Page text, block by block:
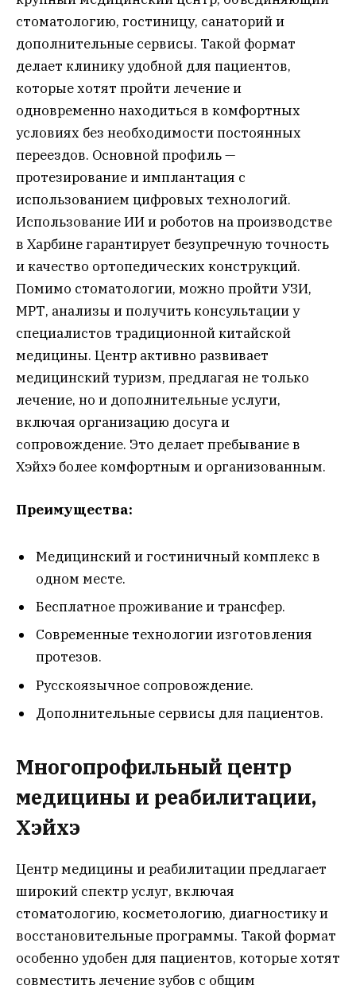
стоматологию, гостиницу, санаторий и
дополнительные сервисы. Такой формат
делает клинику удобной для пациентов,
которые хотят пройти лечение и
одновременно находиться в комфортных
условиях без необходимости постоянных
переездов. Основной профиль —
протезирование и имплантация с
использованием цифровых технологий.
Использование ИИ и роботов на производстве
в Харбине гарантирует безупречную точность
и качество ортопедических конструкций.
Помимо стоматологии, можно пройти УЗИ,
МРТ, анализы и получить консультации у
специалистов традиционной китайской
медицины. Центр активно развивает
медицинский туризм, предлагая не только
лечение, но и дополнительные услуги,
включая организацию досуга и
сопровождение. Это делает пребывание в
Хэйхэ более комфортным и организованным.
Преимущества:
Медицинский и гостиничный комплекс в
одном месте.
Бесплатное проживание и трансфер.
Современные технологии изготовления
протезов.
Русскоязычное сопровождение.
Дополнительные сервисы для пациентов.
Многопрофильный центр
медицины и реабилитации,
Хэйхэ
Центр медицины и реабилитации предлагает
широкий спектр услуг, включая
стоматологию, косметологию, диагностику и
восстановительные программы. Такой формат
особенно удобен для пациентов, которые хотят
совместить лечение зубов с общим